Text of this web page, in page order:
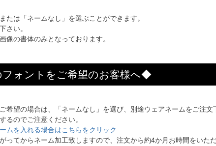
たは「ネームなし」を選ぶことができます。
さい。
像の書体のみとなっております。
ォントをご希望のお客様へ◆
希望の場合は、「ネームなし」を選び、別途ウェアネームをご注文
るのでご注意ください。
ムを入れる場合はこちらをクリック
ってからネーム加工致しますので、注文から約4か月お時間をいただ